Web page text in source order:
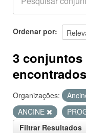
SOBRE
Ordenar por
3 conjuntos
encontrados
Organizações:
ANCINE
Filtrar Resultados